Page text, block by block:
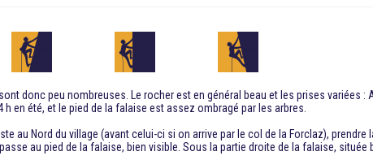
donc peu nombreuses. Le rocher est en général beau et les prises variées :
en été, et le pied de la falaise est assez ombragé par les arbres.
au Nord du village (avant celui-ci si on arrive par le col de la Forclaz),
au pied de la falaise, bien visible. Sous la partie droite de la falaise,